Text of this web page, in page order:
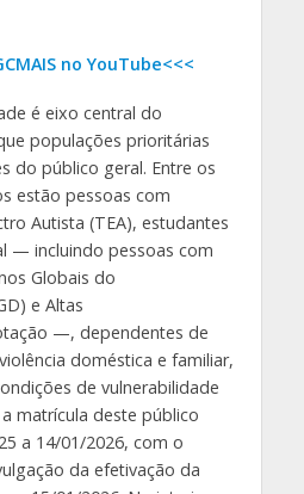
no YouTube<<<
é eixo central do
populações prioritárias
do público geral. Entre os
estão pessoas com
Autista (TEA), estudantes
— incluindo pessoas com
Globais do
e Altas
—, dependentes de
doméstica e familiar,
de vulnerabilidade
matrícula deste público
a 14/01/2026, com o
da efetivação da